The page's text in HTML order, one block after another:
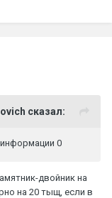
сказал:
0
двойник на
на 20 тыщ, если в